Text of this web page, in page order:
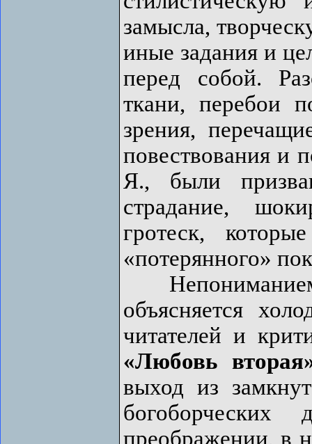
замысла,
иные задания и
перед собой.
ткани, перебои
зрения,
повествования и
Я., были
страдание,
гротеск,
«потерянного»
объясняется
читателей и
«Любовь
выход из
преображении, в